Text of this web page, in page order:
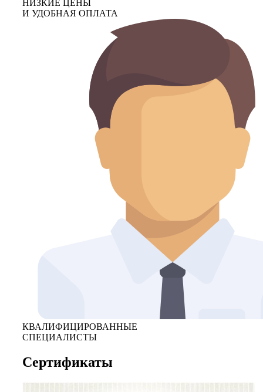
НИЗКИЕ ЦЕНЫ
И УДОБНАЯ ОПЛАТА
КВАЛИФИЦИРОВАННЫЕ
СПЕЦИАЛИСТЫ
Сертификаты